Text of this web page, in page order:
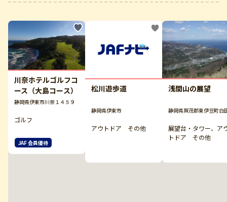
川奈ホテルゴルフコ
ース（大島コース）
静岡県伊東市川奈１４５９
ゴルフ
JAF 会員優待
松川遊歩道
静岡県伊東市
アウトドア その他
浅間山の展望
静岡県賀茂郡東伊豆町白
展望台・タワー、ア
トドア その他